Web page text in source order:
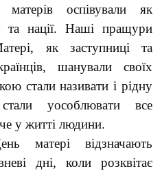
оспівували як
та нації. Наші пращури
як заступниці та
шанували своїх
стали називати і рідну
уособлювати все
у житті людини.
матері відзначають
дні, коли розквітає